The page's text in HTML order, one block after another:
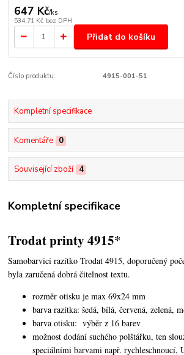
647 Kč/ks
534,71 Kč bez DPH
Přidat do košíku
Číslo produktu: 4915-001-51
Kompletní specifikace
Komentáře 0
Související zboží 4
Kompletní specifikace
Trodat printy 4915*
Samobarvicí razítko Trodat 4915, doporučený
byla zaručená dobrá čitelnost textu.
rozměr otisku je max 69x24 mm
barva razítka: šedá, bílá, červená, zelená,
barva otisku: výběr z 16 barev
možnost dodání suchého polštářku, ten
speciálními barvami např. rychleschnoucí,